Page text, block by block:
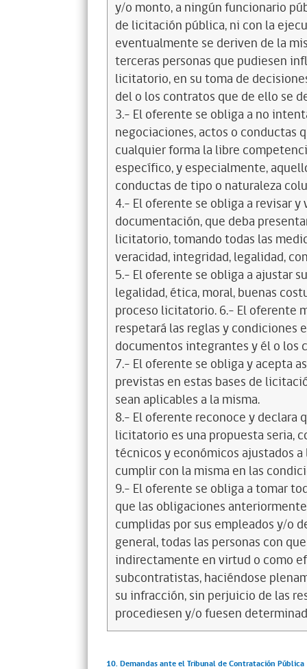
y/o monto, a ningún funcionario
de licitación pública, ni con la
eventualmente se deriven de la
terceras personas que pudiesen
licitatorio, en su toma de
del o los contratos que de ello se
3.- El oferente se obliga a no
negociaciones, actos o conductas
cualquier forma la libre
específico, y especialmente,
conductas de tipo o naturaleza
4.- El oferente se obliga a revisar
documentación, que deba
licitatorio, tomando todas las
veracidad, integridad, legalidad,
5.- El oferente se obliga a ajustar
legalidad, ética, moral, buenas
proceso licitatorio. 6.- El oferente
respetará las reglas y condiciones
documentos integrantes y él o los
7.- El oferente se obliga y acepta
previstas en estas bases de
sean aplicables a la misma.
8.- El oferente reconoce y declara
licitatorio es una propuesta seria,
técnicos y económicos ajustados
cumplir con la misma en las
9.- El oferente se obliga a tomar
que las obligaciones
cumplidas por sus empleados y/o
general, todas las personas con
indirectamente en virtud o como
subcontratistas, haciéndose
su infracción, sin perjuicio de las
procediesen y/o fuesen
10. Demandas ante el Tribunal de Contratación Pública